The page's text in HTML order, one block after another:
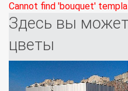
Cannot find 'bouquet'
Здесь вы
цветы